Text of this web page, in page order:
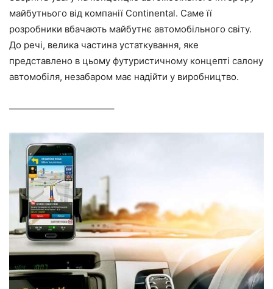
майбутнього від компанії Continental. Саме її
розробники вбачають майбутнє автомобільного світу.
До речі, велика частина устаткування, яке
представлено в цьому футуристичному концепті салону
автомобіля, незабаром має надійти у виробництво.
———————————–